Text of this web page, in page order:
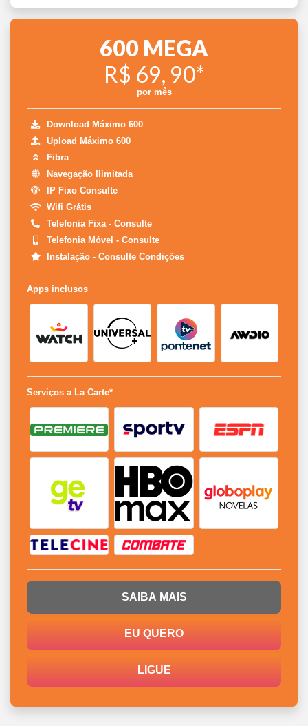
600 MEGA
R$ 69, 90*
por mês
Download Máximo 600
Upload Máximo 600
Fibra
Navegação Ilimitada
IP Fixo Consulte
Wifi Grátis
Telefonia Fixa - Consulte
Telefonia Móvel - Consulte
Instalação - Consulte Condições
Apps inclusos
Serviços a La Carte*
SAIBA MAIS
EU QUERO
LIGUE